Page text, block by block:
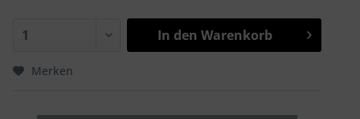
In den Warenkorb
Merken